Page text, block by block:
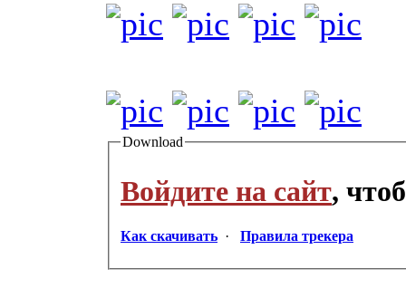
Download
Войдите на сайт,
Как скачивать · Правила трекера